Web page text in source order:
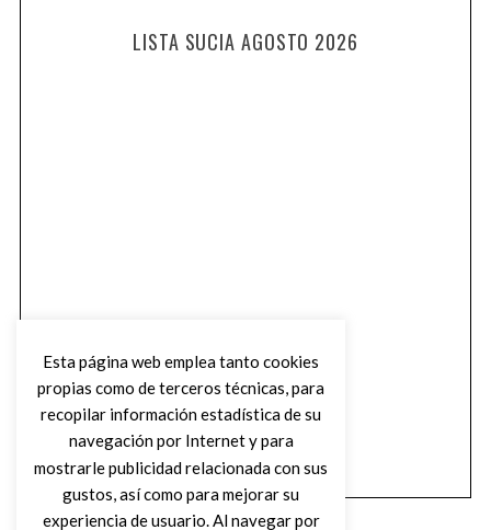
LISTA SUCIA AGOSTO 2026
Esta página web emplea tanto cookies
propias como de terceros técnicas, para
recopilar información estadística de su
navegación por Internet y para
mostrarle publicidad relacionada con sus
gustos, así como para mejorar su
experiencia de usuario. Al navegar por